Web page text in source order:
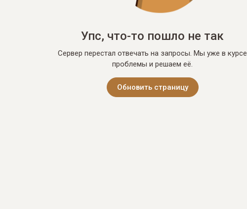
Упс, что-то пошло не так
Сервер перестал отвечать на запросы. Мы уже в курсе
проблемы и решаем её.
Обновить страницу